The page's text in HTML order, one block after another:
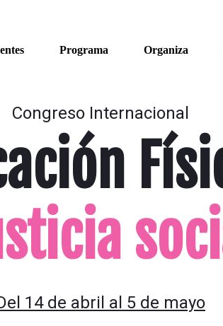
Programa Organiza
Congreso Internacional
14 de abril al 5 de mayo